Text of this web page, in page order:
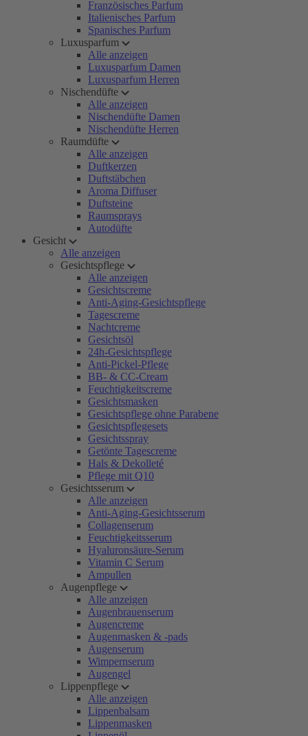
Französisches Parfum
Italienisches Parfum
Spanisches Parfum
Luxusparfum
Alle anzeigen
Luxusparfum Damen
Luxusparfum Herren
Nischendüfte
Alle anzeigen
Nischendüfte Damen
Nischendüfte Herren
Raumdüfte
Alle anzeigen
Duftkerzen
Duftstäbchen
Aroma Diffuser
Duftsteine
Raumsprays
Autodüfte
Gesicht
Alle anzeigen
Gesichtspflege
Alle anzeigen
Gesichtscreme
Anti-Aging-Gesichtspflege
Tagescreme
Nachtcreme
Gesichtsöl
24h-Gesichtspflege
Anti-Pickel-Pflege
BB- & CC-Cream
Feuchtigkeitscreme
Gesichtsmasken
Gesichtspflege ohne Parabene
Gesichtspflegesets
Gesichtsspray
Getönte Tagescreme
Hals & Dekolleté
Pflege mit Q10
Gesichtsserum
Alle anzeigen
Anti-Aging-Gesichtsserum
Collagenserum
Feuchtigkeitsserum
Hyaluronsäure-Serum
Vitamin C Serum
Ampullen
Augenpflege
Alle anzeigen
Augenbrauenserum
Augencreme
Augenmasken & -pads
Augenserum
Wimpernserum
Augengel
Lippenpflege
Alle anzeigen
Lippenbalsam
Lippenmasken